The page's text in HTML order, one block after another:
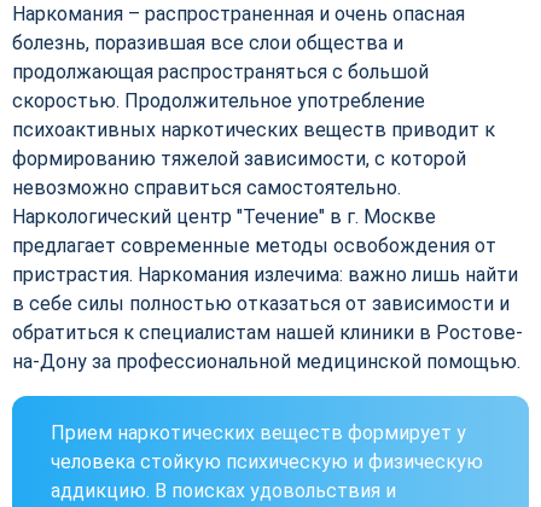
Наркомания – распространенная и очень опасная
болезнь, поразившая все слои общества и
продолжающая распространяться с большой
скоростью. Продолжительное употребление
психоактивных наркотических веществ приводит к
формированию тяжелой зависимости, с которой
невозможно справиться самостоятельно.
Наркологический центр "Течение" в г. Москве
предлагает современные методы освобождения от
пристрастия. Наркомания излечима: важно лишь найти
в себе силы полностью отказаться от зависимости и
обратиться к специалистам нашей клиники в Ростове-
на-Дону за профессиональной медицинской помощью.
Прием наркотических веществ формирует у
человека стойкую психическую и физическую
аддикцию. В поисках удовольствия и